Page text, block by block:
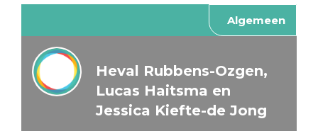
Algemeen
Heval Rubbens-Ozgen,
Lucas Haitsma en
Jessica Kiefte-de Jong